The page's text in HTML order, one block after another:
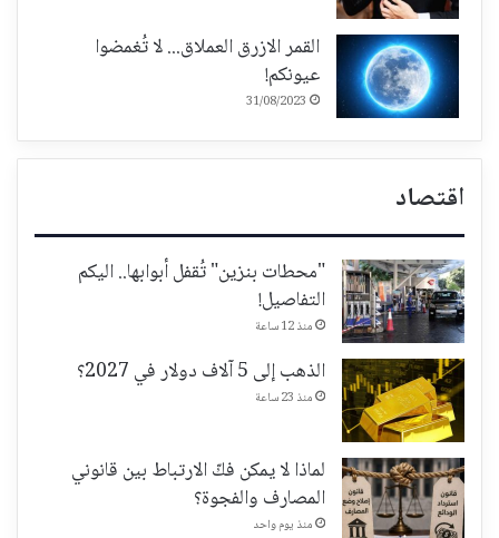
القمر الازرق العملاق... لا تُغمضوا
عيونكم!
31/08/2023
اقتصاد
"محطات بنزين" تُقفل أبوابها.. اليكم
التفاصيل!
منذ 12 ساعة
الذهب إلى 5 آلاف دولار في 2027؟
منذ 23 ساعة
لماذا لا يمكن فكّ الارتباط بين قانوني
المصارف والفجوة؟
منذ يوم واحد